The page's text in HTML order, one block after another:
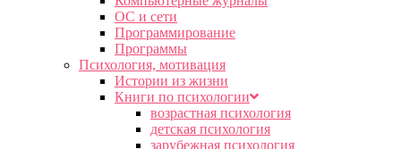
ОС и сети
Программирование
Программы
Психология, мотивация
Истории из жизни
Книги по психологии
возрастная психология
детская психология
зарубежная психология